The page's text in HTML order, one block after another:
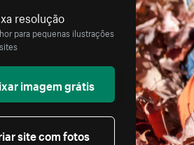
resolução
para pequenas ilustrações
imagem grátis
site com fotos